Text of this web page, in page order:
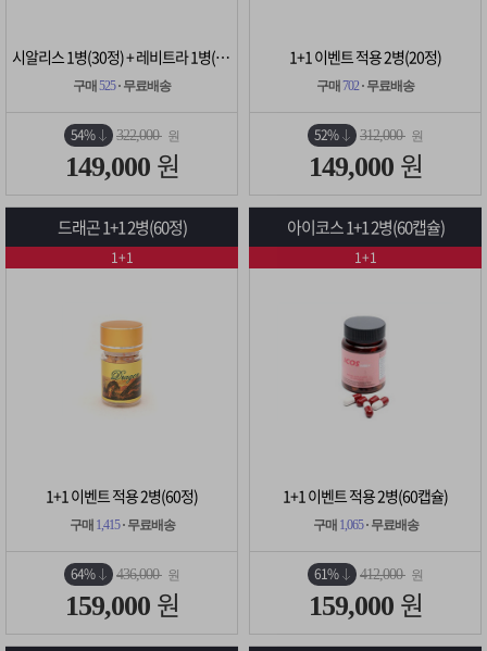
시알리스 1병(30정) + 레비트라 1병(30정)
구매 525· 무료배송
54% 322,000 원
149,000 원
1+1 이벤트 적용 2병(20정)
구매 702· 무료배송
52% 312,000 원
149,000 원
드래곤 1+1 2병(60정)
1+1 이벤트 적용 2병(60정)
구매 1,415· 무료배송
64% 436,000 원
159,000 원
1+1
아이코스 1+1 2병(60캡슐)
1+1 이벤트 적용 2병(60캡슐)
구매 1,065· 무료배송
61% 412,000 원
159,000 원
1+1